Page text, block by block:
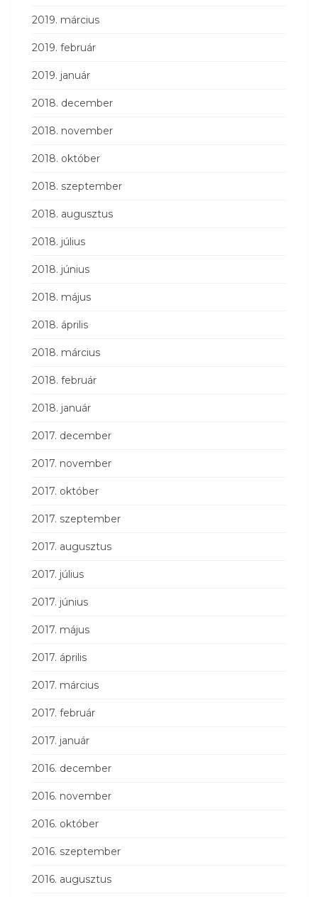
2019. március
2019. február
2019. január
2018. december
2018. november
2018. október
2018. szeptember
2018. augusztus
2018. július
2018. június
2018. május
2018. április
2018. március
2018. február
2018. január
2017. december
2017. november
2017. október
2017. szeptember
2017. augusztus
2017. július
2017. június
2017. május
2017. április
2017. március
2017. február
2017. január
2016. december
2016. november
2016. október
2016. szeptember
2016. augusztus